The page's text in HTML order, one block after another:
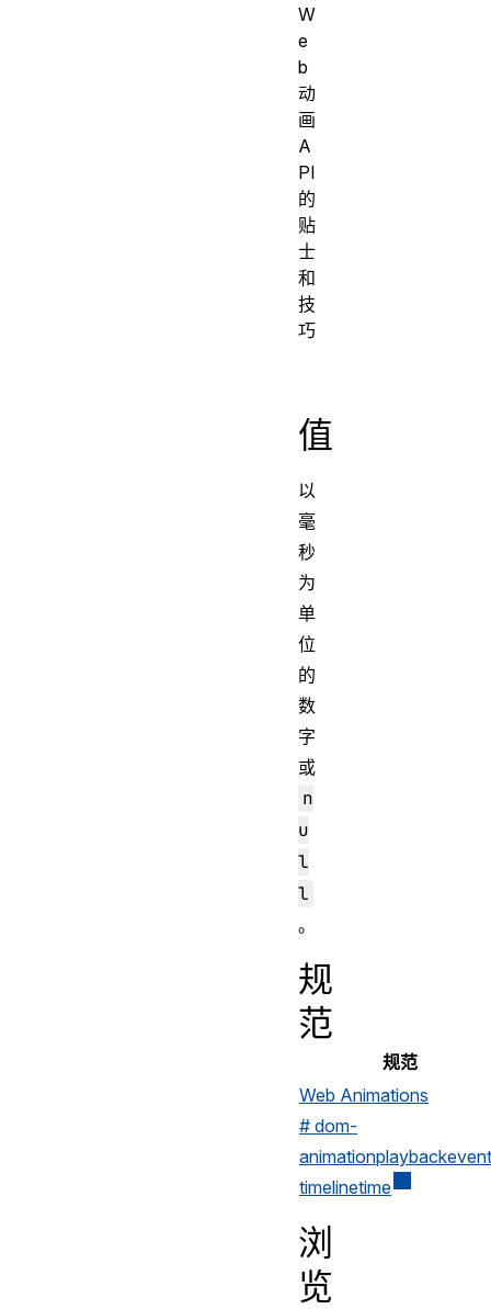
值
以
毫
秒
为
单
位
的
数
字
或
n
u
l
l
。
规
范
规范
Web Animations
# dom-
timelinetime
浏
览
W
e
b
动
画
A
PI
的
贴
士
和
技
巧